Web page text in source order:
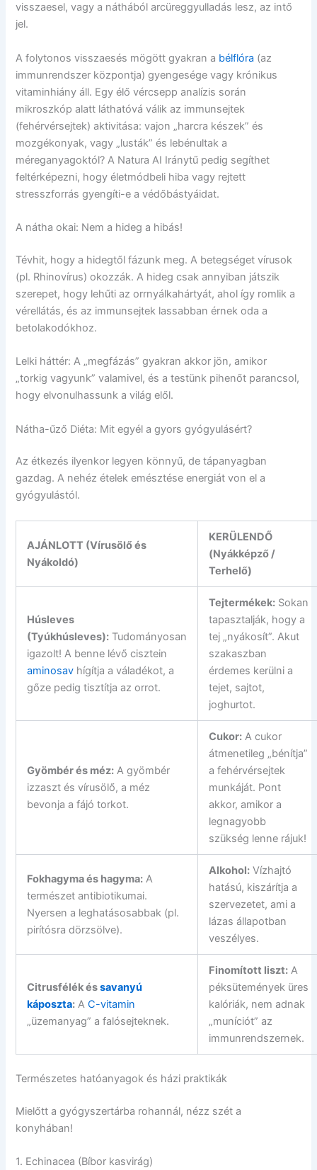
visszaesel, vagy a náthából arcüreggyulladás lesz, az intő
jel.
A folytonos visszaesés mögött gyakran a bélflóra (az
immunrendszer központja) gyengesége vagy krónikus
vitaminhiány áll. Egy élő vércsepp analízis során
mikroszkóp alatt láthatóvá válik az immunsejtek
(fehérvérsejtek) aktivitása: vajon „harcra készek” és
mozgékonyak, vagy „lusták” és lebénultak a
méreganyagoktól? A Natura AI Iránytű pedig segíthet
feltérképezni, hogy életmódbeli hiba vagy rejtett
stresszforrás gyengíti-e a védőbástyáidat.
A nátha okai: Nem a hideg a hibás!
Tévhit, hogy a hidegtől fázunk meg. A betegséget vírusok
(pl. Rhinovírus) okozzák. A hideg csak annyiban játszik
szerepet, hogy lehűti az orrnyálkahártyát, ahol így romlik a
vérellátás, és az immunsejtek lassabban érnek oda a
betolakodókhoz.
Lelki háttér: A „megfázás” gyakran akkor jön, amikor
„torkig vagyunk” valamivel, és a testünk pihenőt parancsol,
hogy elvonulhassunk a világ elől.
Nátha-űző Diéta: Mit egyél a gyors gyógyulásért?
Az étkezés ilyenkor legyen könnyű, de tápanyagban
gazdag. A nehéz ételek emésztése energiát von el a
gyógyulástól.
AJÁNLOTT (Vírusölő és
Nyákoldó)
KERÜLENDŐ
(Nyákképző /
Terhelő)
Húsleves
(Tyúkhúsleves): Tudományosan
igazolt! A benne lévő cisztein
aminosav hígítja a váladékot, a
gőze pedig tisztítja az orrot.
Tejtermékek: Sokan
tapasztalják, hogy a
tej „nyákosít”. Akut
szakaszban
érdemes kerülni a
tejet, sajtot,
joghurtot.
Gyömbér és méz: A gyömbér
izzaszt és vírusölő, a méz
bevonja a fájó torkot.
Cukor: A cukor
átmenetileg „bénítja”
a fehérvérsejtek
munkáját. Pont
akkor, amikor a
legnagyobb
szükség lenne rájuk!
Fokhagyma és hagyma: A
természet antibiotikumai.
Nyersen a leghatásosabbak (pl.
pirítósra dörzsölve).
Alkohol: Vízhajtó
hatású, kiszárítja a
szervezetet, ami a
lázas állapotban
veszélyes.
Citrusfélék éssavanyú
káposzta: AC-vitamin
„üzemanyag” a falósejteknek.
Finomított liszt: A
péksütemények üres
kalóriák, nem adnak
„muníciót” az
immunrendszernek.
Természetes hatóanyagok és házi praktikák
Mielőtt a gyógyszertárba rohannál, nézz szét a
konyhában!
1. Echinacea (Bíbor kasvirág)